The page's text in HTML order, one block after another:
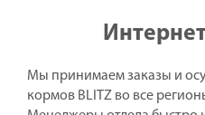
Мы принимаем заказы и
кормов BLITZ во все